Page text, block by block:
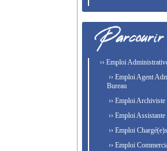
›› Emploi
›› Emploi Agent
Bureau
›› Emploi Archiviste
›› Emploi
›› Emploi
›› Emploi